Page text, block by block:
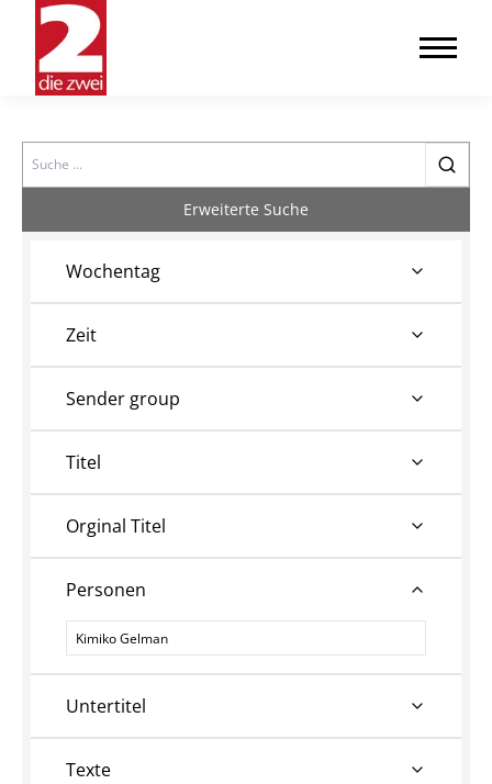
Search
Erweiterte Suche
Wochentag
Zeit
Sender group
Titel
Orginal Titel
Personen
Personen
Untertitel
Texte